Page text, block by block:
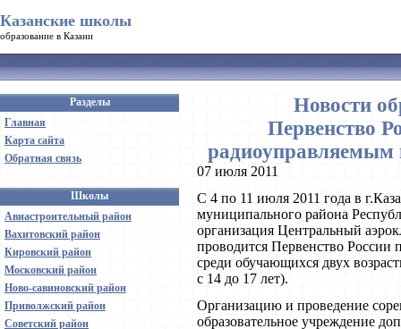
Казанские школы
образование в Казани
Разделы
Главная
Карта сайта
Обратная связь
Школы
Авиастроительный район
Вахитовский район
Кировский район
Московский район
Ново-савиновский район
Приволжский район
Советский район
Новости
Первенство
радиоуправляемым
07 июля 2011
С 4 по 11 июля 2011 года в
муниципального района
организация Центральный
проводится Первенство
среди обучающихся двух
с 14 до 17 лет).
Организацию и проведение
образовательное учреждение